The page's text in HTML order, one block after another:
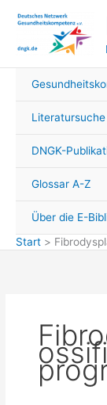
Inhalt
Literatursuche
DNGK-
Glossar A-Z
Über die E-
Start